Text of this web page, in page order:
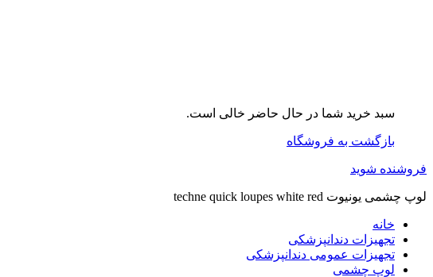
سبد خرید شما در حال حاضر خالی است.
بازگشت به فروشگاه
فروشنده شوید
لوپ چشمی یونیوت techne quick loupes white red
خانه
تجهیزات دندانپزشکی
تجهیزات عمومی دندانپزشکی
لوپ چشمی